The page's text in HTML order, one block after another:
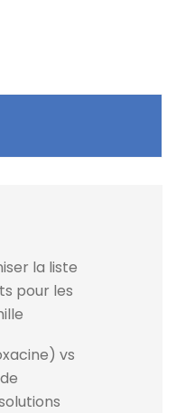
la liste
pour les
vs